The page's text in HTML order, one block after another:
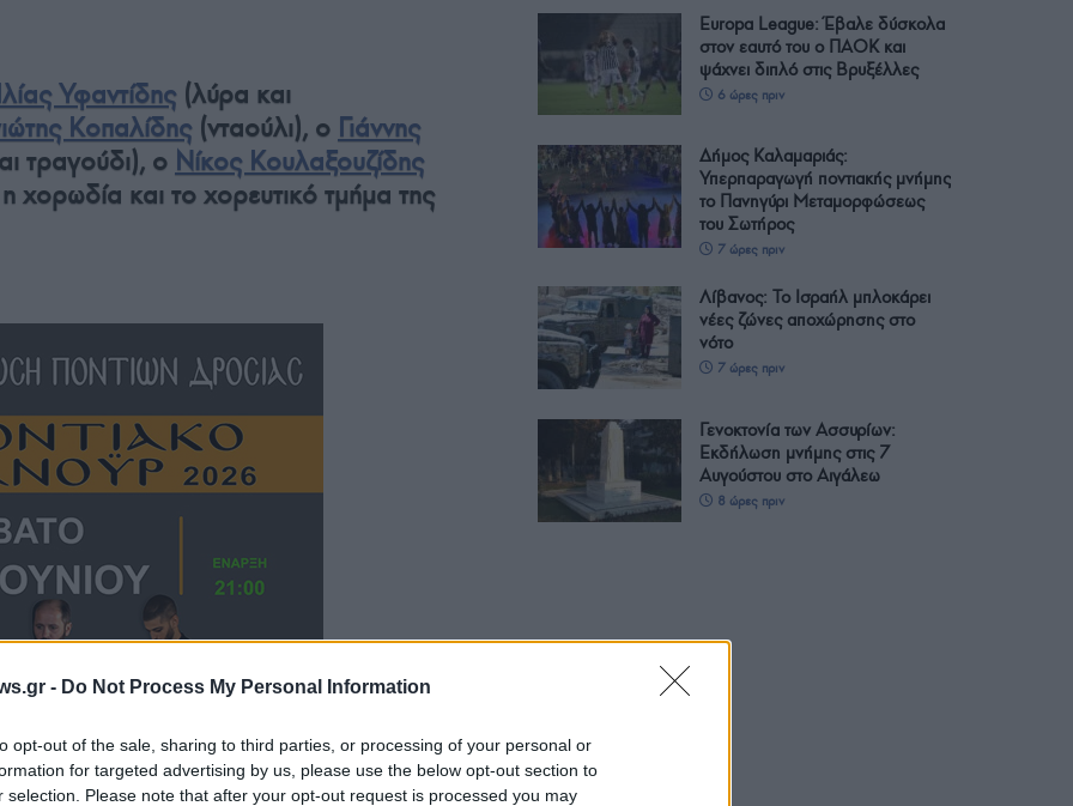
- Do Not Process My Personal Information
opt-out of the sale, sharing to third parties, or processing of your personal or
for targeted advertising by us, please use the below opt-out section to
selection. Please note that after your opt-out request is processed you may
Υφαντίδης (λύρα και
Κοπαλίδης (νταούλι), ο Γιάννης
τραγούδι), ο Νίκος Κουλαξουζίδης
χορωδία και το χορευτικό τμήμα της
Europa League: Έβαλε δύσκολα
στον εαυτό του ο ΠΑΟΚ και
ψάχνει διπλό στις Βρυξέλλες
6 ώρες πριν
Δήμος Καλαμαριάς:
Υπερπαραγωγή ποντιακής μνήμης
το Πανηγύρι Μεταμορφώσεως
του Σωτήρος
7 ώρες πριν
Λίβανος: Το Ισραήλ μπλοκάρει
νέες ζώνες αποχώρησης στο
νότο
7 ώρες πριν
Γενοκτονία των Ασσυρίων:
Εκδήλωση μνήμης στις 7
Αυγούστου στο Αιγάλεω
8 ώρες πριν